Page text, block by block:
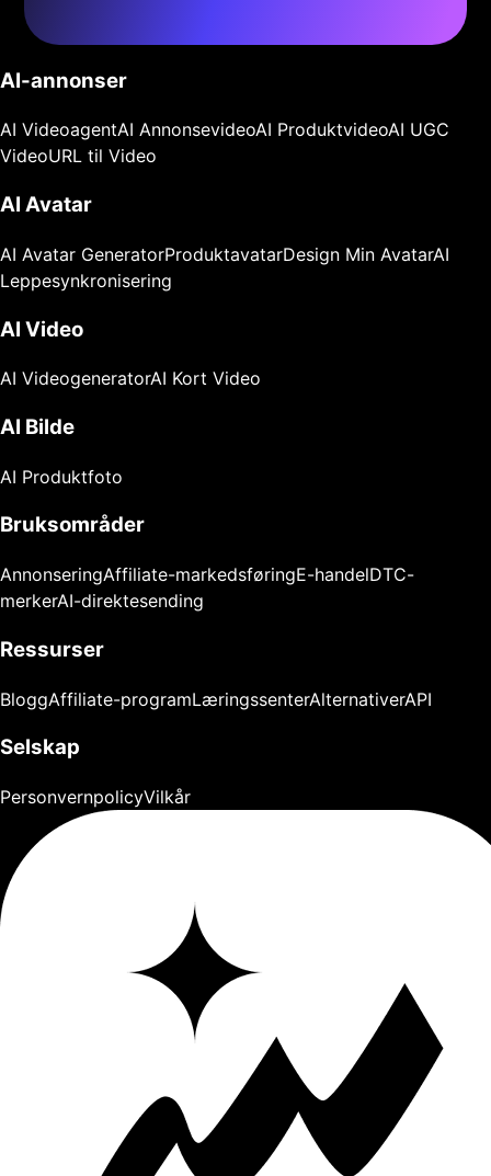
AI-annonser
AI VideoagentAI AnnonsevideoAI ProduktvideoAI UGC
VideoURL til Video
AI Avatar
AI Avatar GeneratorProduktavatarDesign Min AvatarAI
Leppesynkronisering
AI Video
AI VideogeneratorAI Kort Video
AI Bilde
AI Produktfoto
Bruksområder
AnnonseringAffiliate-markedsføringE-handelDTC-
merkerAI-direktesending
Ressurser
BloggAffiliate-programLæringssenterAlternativerAPI
Selskap
PersonvernpolicyVilkår